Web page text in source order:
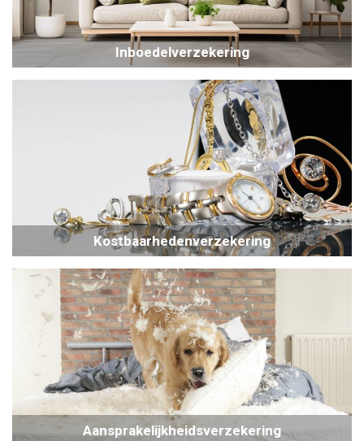
Inboedelverzekering
Kostbaarhedenverzekering
Aansprakelijkheidsverzekering